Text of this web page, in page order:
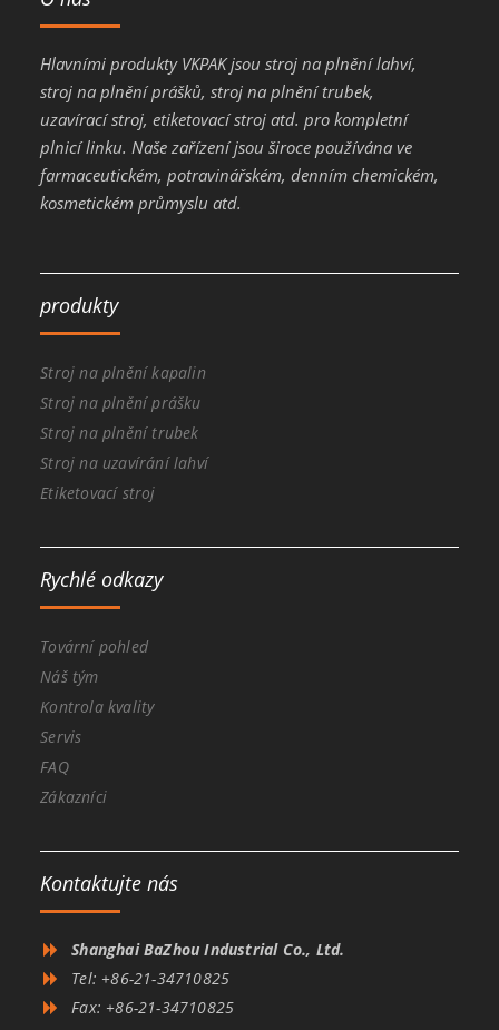
Hlavními produkty VKPAK jsou stroj na plnění lahví,
stroj na plnění prášků, stroj na plnění trubek,
uzavírací stroj, etiketovací stroj atd. pro kompletní
plnicí linku. Naše zařízení jsou široce používána ve
farmaceutickém, potravinářském, denním chemickém,
kosmetickém průmyslu atd.
produkty
Stroj na plnění kapalin
Stroj na plnění prášku
Stroj na plnění trubek
Stroj na uzavírání lahví
Etiketovací stroj
Rychlé odkazy
Tovární pohled
Náš tým
Kontrola kvality
Servis
FAQ
Zákazníci
Kontaktujte nás
Shanghai BaZhou Industrial Co., Ltd.
Tel: +86-21-34710825
Fax: +86-21-34710825